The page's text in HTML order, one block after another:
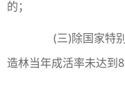
的；
(三)除国家特别
造林当年成活率未达到